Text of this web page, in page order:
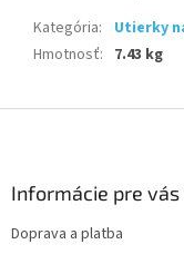
Kategória:
Utierky
Hmotnosť: 7.43 kg
Informácie pre vás
Doprava a platba